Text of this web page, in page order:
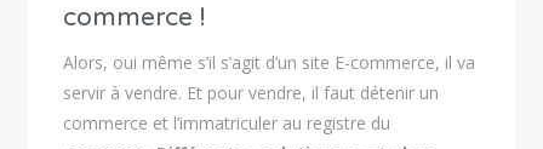
commerce !
Alors, oui même s’il s’agit d’un site E-commerce, il va
servir à vendre. Et pour vendre, il faut détenir un
commerce et l’immatriculer au registre du